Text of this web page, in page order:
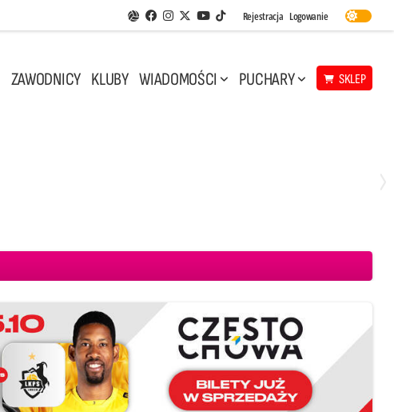
Aplikacja Siatkarskie Ligi
Facebook
Instagram
Twitter
Youtube
TikTok
Rejestracja Logowanie
ZAWODNICY KLUBY WIADOMOŚCI PUCHARY SKLEP